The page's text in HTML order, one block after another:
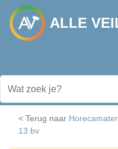
ALLE
< Terug naar
13 bv